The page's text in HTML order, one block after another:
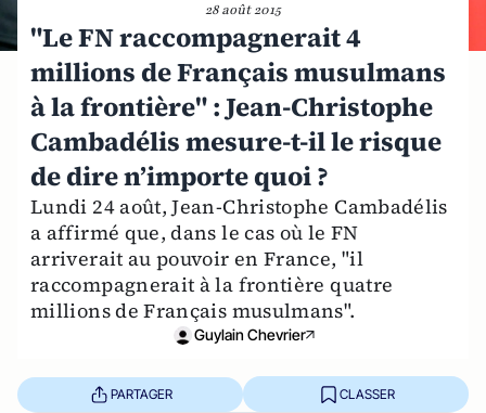
28 août 2015
"Le FN raccompagnerait 4
millions de Français musulmans
à la frontière" : Jean-Christophe
Cambadélis mesure-t-il le risque
de dire n’importe quoi ?
Lundi 24 août, Jean-Christophe Cambadélis
a affirmé que, dans le cas où le FN
arriverait au pouvoir en France, "il
raccompagnerait à la frontière quatre
millions de Français musulmans".
Guylain Chevrier
PARTAGER CLASSER